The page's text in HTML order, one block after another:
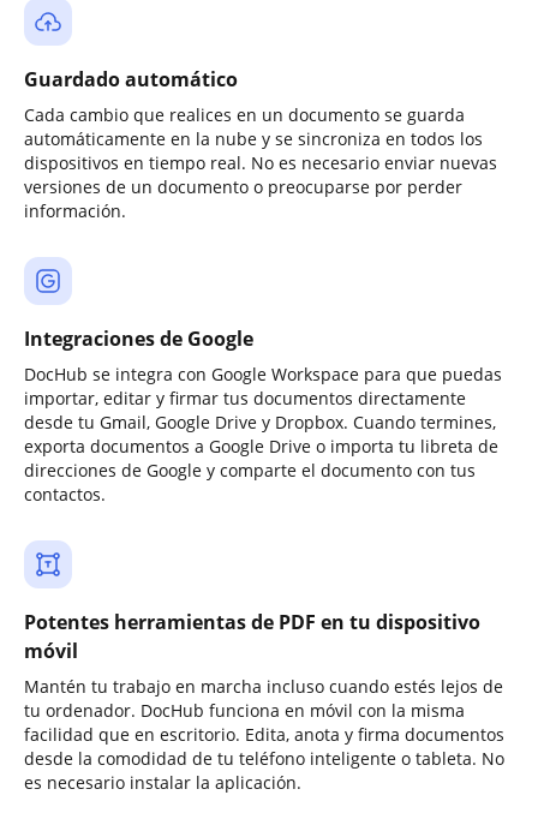
Guardado automático
Cada cambio que realices en un documento se guarda
automáticamente en la nube y se sincroniza en todos los
dispositivos en tiempo real. No es necesario enviar nuevas
versiones de un documento o preocuparse por perder
información.
Integraciones de Google
DocHub se integra con Google Workspace para que puedas
importar, editar y firmar tus documentos directamente
desde tu Gmail, Google Drive y Dropbox. Cuando termines,
exporta documentos a Google Drive o importa tu libreta de
direcciones de Google y comparte el documento con tus
contactos.
Potentes herramientas de PDF en tu dispositivo
móvil
Mantén tu trabajo en marcha incluso cuando estés lejos de
tu ordenador. DocHub funciona en móvil con la misma
facilidad que en escritorio. Edita, anota y firma documentos
desde la comodidad de tu teléfono inteligente o tableta. No
es necesario instalar la aplicación.